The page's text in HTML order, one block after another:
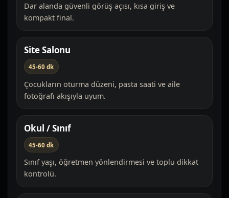
Dar alanda güvenli görüş açısı, kısa giriş ve
kompakt final.
Site Salonu
45-60 dk
Çocukların oturma düzeni, pasta saati ve aile
fotoğrafı akışıyla uyum.
Okul / Sınıf
45-60 dk
Sınıf yaşı, öğretmen yönlendirmesi ve toplu dikkat
kontrolü.